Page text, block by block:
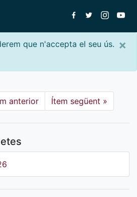
×
que n'accepta el seu ús.
anterior Ítem següent »